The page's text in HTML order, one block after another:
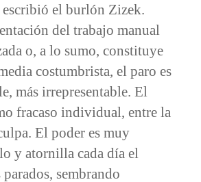
el burlón Zizek.
del trabajo manual
o, a lo sumo, constituye
costumbrista, el paro es
más irrepresentable. El
fracaso individual, entre la
El poder es muy
y atornilla cada día el
sembrando